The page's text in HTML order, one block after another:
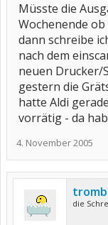
Müsste die
Wochenende
dann schreibe
nach dem
neuen Drucker/
gestern die
hatte Aldi
vorrätig - da
4. November 2005
die